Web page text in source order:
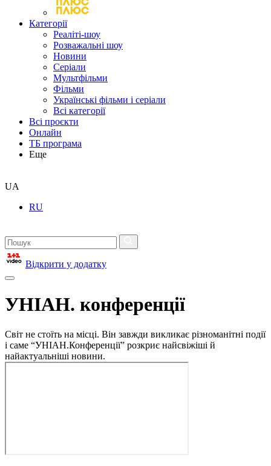
Категорії
Реаліті-шоу
Розважальні шоу
Новини
Серіали
Мультфільми
Фільми
Українські фільми і серіали
Всі категорії
Всі проєкти
Онлайн
ТБ програма
Еще
UA
RU
Відкрити у додатку
УНІАН. конференції
Світ не стоїть на місці. Він завжди викликає різноманітні події
і саме “УНІАН.Конференції” розкриє найсвіжіші й
найактуальніші новини.